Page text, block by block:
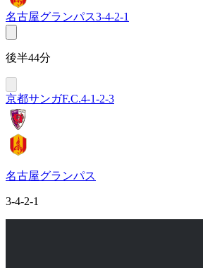
名古屋グランパス3-4-2-1
後半44分
京都サンガF.C.4-1-2-3
名古屋グランパス
3-4-2-1